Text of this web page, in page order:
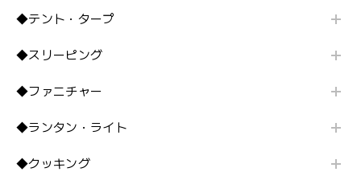
◆テント・タープ
◆スリーピング
◆ファニチャー
◆ランタン・ライト
◆クッキング